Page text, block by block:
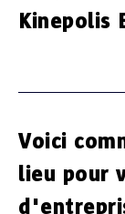
Kinepolis
Voici
lieu pour